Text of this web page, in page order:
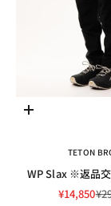
オプションを選択
TETON
WP Slax ※返品
セール価格
¥14,850通